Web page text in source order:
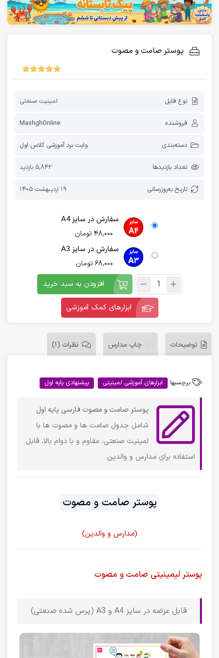
پوستر صامت و مصوت
نوع فایل لمینیت صنعتی
فروشنده MashghOnline
دسته‌بندی وایت برد آموزشی کلاس اول
تعداد بازدیدها 5,842 بازدید
تاریخ به‌روز‌رسانی 19 اردیبهشت 1405
سفارش در سایز A4
48,000تومان
سفارش در سایز A3
68,000تومان
افزودن به سبد خرید
ابزارهای کمک آموزشی
توضیحات چاپ مدارس نظرات (1)
برچسبها ابزارهای آموزشی لمینیتی پیشنهادی پایه اول
پوستر صامت و مصوت فارسی پایه اول
شامل جدول صامت ها و مصوت ها با
لمینیت صنعتی، مقاوم و با دوام بالا، قابل
استفاده برای مدارس و والدین
پوستر صامت و مصوت
(مدارس و والدین)
پوستر لیمینیتی صامت و مصوت
قابل عرضه در سایز A4 و A3 (پرس شده صنعتی)